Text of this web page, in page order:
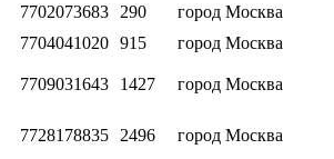
7702073683 290 город Москва
7704041020 915 город Москва
7709031643 1427 город Москва
7728178835 2496 город Москва